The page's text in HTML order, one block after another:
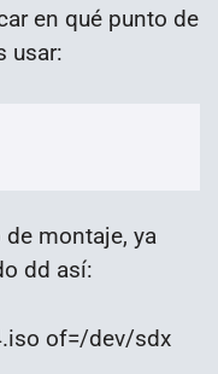
en qué punto de
usar:
montaje, ya
dd así:
of=/dev/sdx